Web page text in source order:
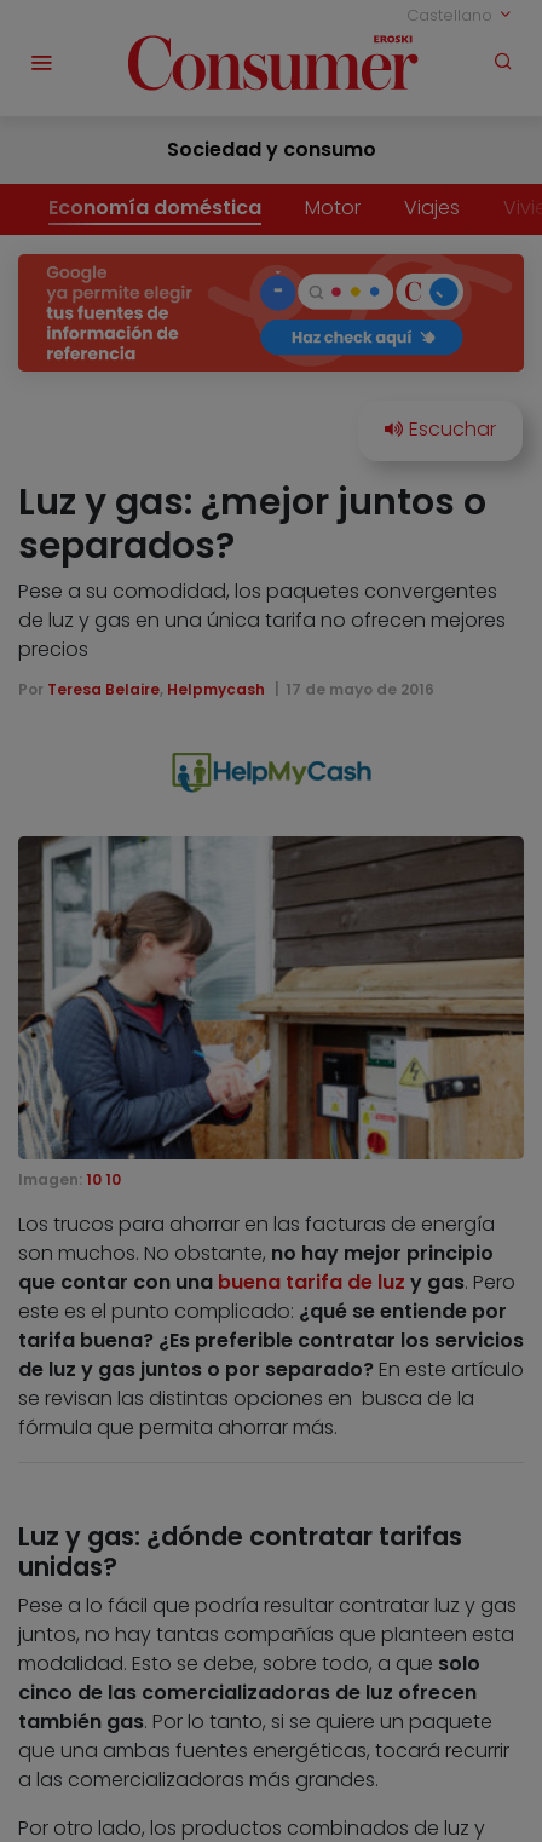
Castellano
Sociedad y consumo
Economía doméstica Motor Viajes
Luz y gas: ¿mejor juntos o
separados?
Pese a su comodidad, los paquetes convergentes
de luz y gas en una única tarifa no ofrecen mejores
precios
Por Teresa Belaire, Helpmycash 17 de mayo de 2016
Imagen: 10 10
Los trucos para ahorrar en las facturas de energía
son muchos. No obstante, no hay mejor principio
que contar con una buena tarifa de luz y gas. Pero
este es el punto complicado: ¿qué se entiende por
tarifa buena? ¿Es preferible contratar los servicios
de luz y gas juntos o por separado? En este artículo
se revisan las distintas opciones en busca de la
fórmula que permita ahorrar más.
Luz y gas: ¿dónde contratar tarifas
unidas?
Pese a lo fácil que podría resultar contratar luz y gas
juntos, no hay tantas compañías que planteen esta
modalidad. Esto se debe, sobre todo, a que solo
cinco de las comercializadoras de luz ofrecen
también gas. Por lo tanto, si se quiere un paquete
que una ambas fuentes energéticas, tocará recurrir
a las comercializadoras más grandes.
Por otro lado, los productos combinados de luz y